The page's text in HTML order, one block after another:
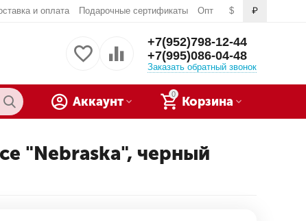
$ ₽
и оплата Подарочные сертификаты Опт
+7(952)798-12-44
+7(995)086-04-48
Заказать обратный звонок
0
Корзина
Аккаунт
"Nebraska", черный